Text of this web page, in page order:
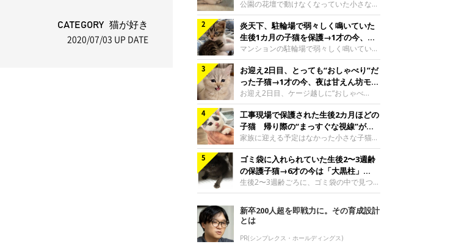
CATEGORY 猫が好き
2020/07/03 UP DATE
と“姉妹”のような関係に
公園の花壇で動けなくなっていた小さな子
猫。家族に迎えられてから6年、先住猫と
の間には深い絆が育まれていました。保護
当時のティダちゃん。
@muumuu62197189紹介するのは、
X（旧Twitter）ユーザー
@muumuu62197189さんの愛猫・ティダ
ちゃん（取材時6才）の成長記録です。こ
ちらは、生後3カ月ごろのティダちゃん。
飼い主さんが出会ったのは、夜から大雨に
なると予報されていた日の夕方でした。花
壇で動けずにいた子猫保護したばかりのテ
ィダちゃん。@muumuu62197189飼い主
さんは、公園の
炎天下、駐輪場で弱々しく鳴いていた
生後1カ月の子猫を保護→1才の今、筋
肉質でツンデレなコに成長
マンションの駐輪場で弱々しく鳴いてい
た、生後1カ月ほどの子猫。家族に迎えら
れてから1年、体も行動も大きく成長しま
した。炎天下の駐輪場で鳴いていた小さな
子猫保護当時のモモちゃん。@Kingponzu
紹介するのは、X（旧Twitter）ユーザー
@Kingponzuさんの愛猫・モモちゃん（取
材時1才）の成長記録です。こちらは、モ
モちゃんが生後1カ月ごろに撮影された一
枚。飼い主さんの自宅マンションの駐輪場
で鳴いていたところを保護された当時の姿
です。子猫時代のモモちゃん。
@Kingponzuその日は気温が35℃を
お迎え2日目、とっても“おしゃべり”だ
った子猫→1才の今、夜は甘えん坊モー
ドになるコに成長！
お迎え2日目、ケージ越しに“おしゃべ
り”する姿を見せていた子猫。1才になった
今も見せる愛らしい姿にキュンとします。
お迎え2日目、ケージ越しに何かを伝える
ももちゃん“おしゃべり”なももちゃん。
@poocoonyan紹介するのは、Instagram
ユーザー@poocoonyanさんの愛猫・もも
ちゃん（取材時1才／マンチカン）です。
こちらの動画は、ももちゃんが生後2カ月
を過ぎたころ、お迎え2日目に撮影された
ため、当時はケージの中で過ごしていまし
た。鳴いてアピールするももち
工事現場で保護された生後2カ月ほどの
子猫 帰り際の“まっすぐな視線”が忘
れられず、家族の一員に
家族に迎える予定はなかった小さな子猫。
帰り際に見せた姿が、飼い主さんの心に残
りました。保護当時の夏目ちゃん。
@shibainu_rintaro紹介するのは、
Instagramユーザー@shibainu_rintaroさ
んの愛猫・夏目（なつめ）ちゃん（取材時
3才）。工事現場で親猫とはぐれたとみら
れ、保護された当時は生後2カ月ほどだっ
たといいます。新しい飼い主を探すつもり
が……保護されてケージに入っている夏目
ゴミ袋に入れられていた生後2〜3週齢
の保護子猫→6才の今は「大黒柱」
に！ 美しい黒猫に成長した姿にグッ
とくる
生後2〜3週齢ごろに、ゴミ袋の中で見つか
った小さな命。ミルクから育てられたその
子猫は今、家族に欠かせない存在へと成長
しました。ゴミ袋の中で見つかった、ミニ
モグラのような子猫よちよち歩きをしてい
たころの、生後2〜3週齢ごろのドンちゃ
新卒200人超を即戦力に。その育成設計
とは
PR(シンプレクス・ホールディングス)